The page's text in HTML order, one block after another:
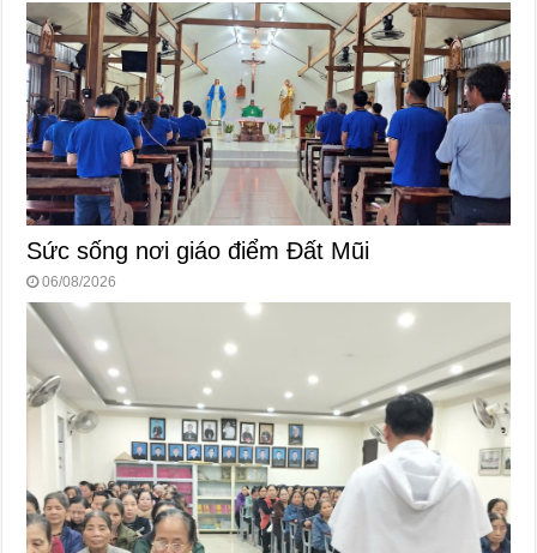
Sức sống nơi giáo điểm Đất Mũi
06/08/2026